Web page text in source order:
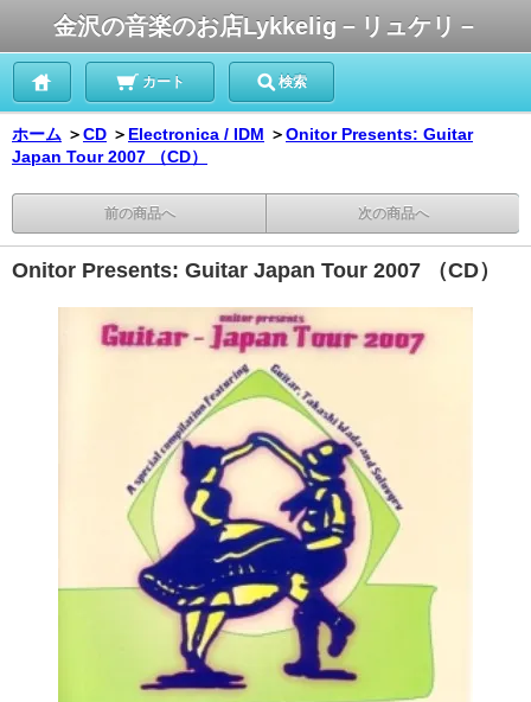
金沢の音楽のお店Lykkelig－リュケリ－
カート 検索
ホーム ＞CD ＞ Electronica / IDM ＞Onitor Presents: Guitar
Japan Tour 2007 （CD）
前の商品へ 次の商品へ
Onitor Presents: Guitar Japan Tour 2007 （CD）